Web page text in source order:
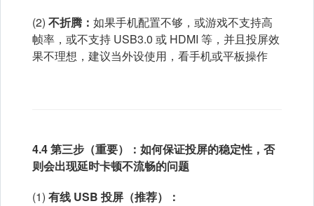
(2) 不折腾： 如果手机配置不够，或游戏不支持高
帧率，或不支持 USB3.0 或 HDMI 等，并且投屏效
果不理想，建议当外设使用，看手机或平板操作
4.4 第三步（重要）：如何保证投屏的稳定性，否
则会出现延时卡顿不流畅的问题
(1) 有线 USB 投屏（推荐）：